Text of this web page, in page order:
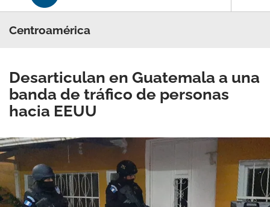
Centroamérica
Desarticulan en Guatemala a una
banda de tráfico de personas
hacia EEUU